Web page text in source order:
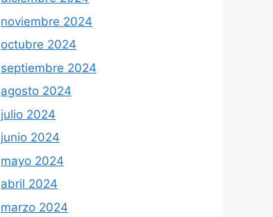
noviembre 2024
octubre 2024
septiembre 2024
agosto 2024
julio 2024
junio 2024
mayo 2024
abril 2024
marzo 2024